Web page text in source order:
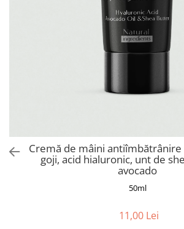
Cremă de mâini
goji, acid hialuronic, unt de
avocado
50ml
11,00 Lei